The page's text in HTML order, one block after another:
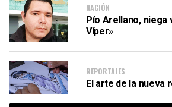
NACIÓN
Pío Arellano, niega
Víper»
REPORTAJES
El arte de la nueva